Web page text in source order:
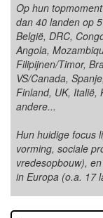
Op hun
dan 40 landen op
België, DRC,
Angola,
Filipijnen/Timor,
VS/Canada,
Finland, UK, Italië,
andere...
Hun huidige focus
vorming, sociale
vredesopbouw),
in Europa (o.a. 17